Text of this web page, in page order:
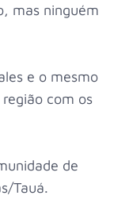
mas ninguém
e o mesmo
com os
de
Tauá.